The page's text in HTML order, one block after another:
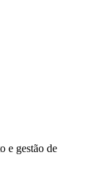
e gestão de